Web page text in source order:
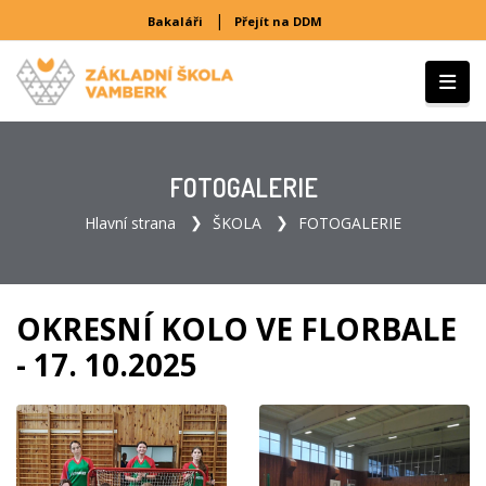
Bakaláři | Přejít na DDM
FOTOGALERIE
Hlavní strana ŠKOLA FOTOGALERIE
OKRESNÍ KOLO VE FLORBALE
- 17. 10.2025